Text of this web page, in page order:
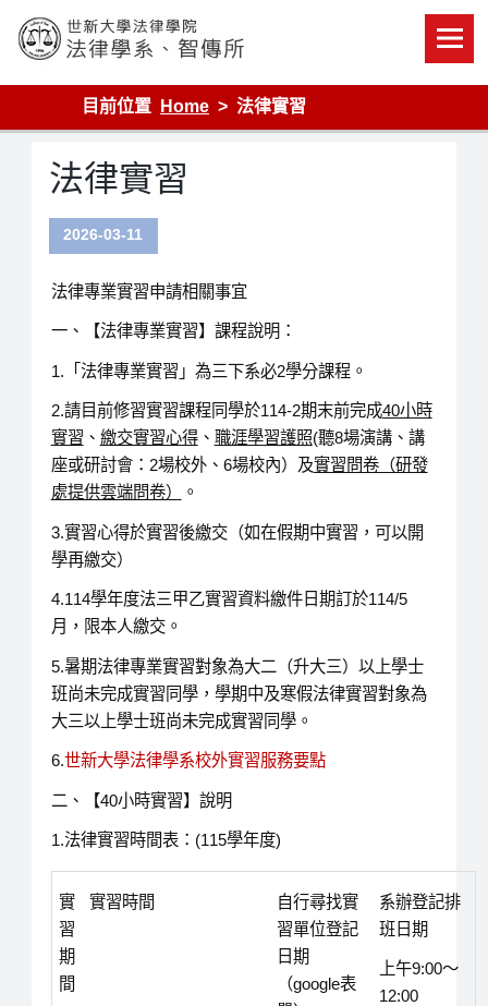
content
世新大學法律學院-法律學系-智慧財產暨科技法律研究所
目前位置
Home 法律實習
法律實習
2026-03-11
法律專業實習申請相關事宜
一、【法律專業實習】課程說明：
1.「法律專業實習」為三下系必2學分課程。
2.請目前修習實習課程同學於114-2期末前完成40小時
實習 、 繳交實習心得、 職涯學習護照(聽8場演講、講
座或研討會：2場校外、6場校內）及實習問卷（研發
處提供雲端問卷）
。
3.實習心得於實習後繳交（如在假期中實習，可以開
學再繳交）
4.114學年度法三甲乙實習資料繳件日期訂於114/5
月，限本人繳交。
5.暑期法律專業實習對象為大二（升大三）以上學士
班尚未完成實習同學，學期中及寒假法律實習對象為
大三以上學士班尚未完成實習同學。
6.世新大學法律學系校外實習服務要點
二、【40小時實習】說明
1.法律實習時間表：(115學年度)
實
習
期
間
實習時間
自行尋找實
習單位登記
日期
（google表
系辦登記排
班日期
上午9:00～
12:00